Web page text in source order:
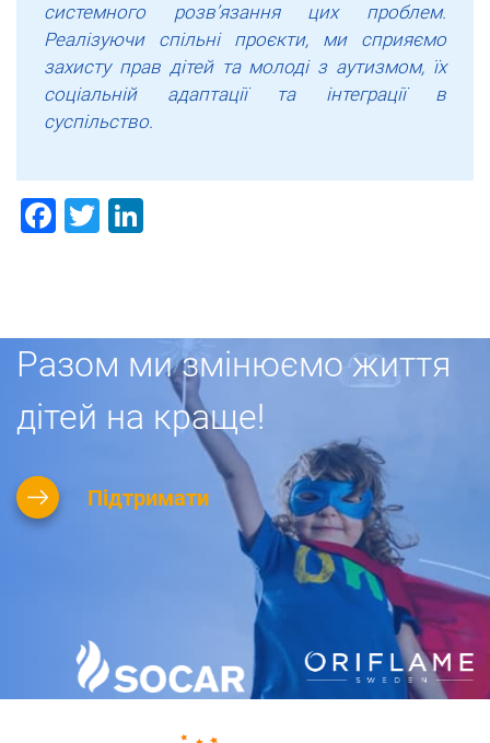
системного розв’язання цих проблем.
Реалізуючи спільні проєкти, ми сприяємо
захисту прав дітей та молоді з аутизмом, їх
соціальній адаптації та інтеграції в
суспільство.
Facebook
Twitter
Разом ми змінюємо життя
дітей на краще!
Підтримати